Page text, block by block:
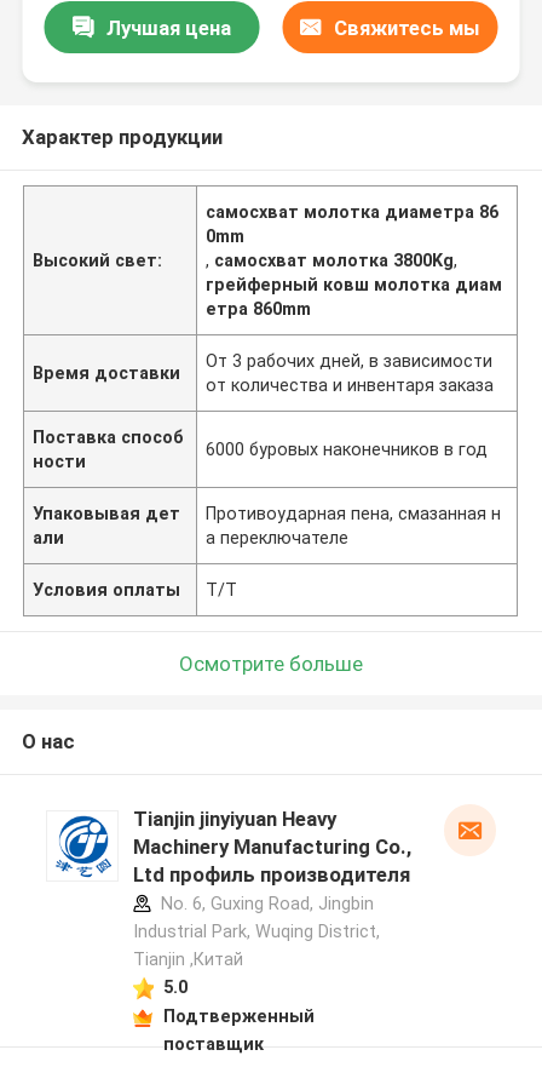
Лучшая цена Свяжитесь мы
Характер продукции
Высокий свет:
самосхват молотка диаметра 86
0mm
, самосхват молотка 3800Kg,
грейферный ковш молотка диам
етра 860mm
Время доставки
От 3 рабочих дней, в зависимости
от количества и инвентаря заказа
Поставка способ
ности
6000 буровых наконечников в год
Упаковывая дет
али
Противоударная пена, смазанная н
а переключателе
Условия оплаты T/T
Осмотрите больше
О нас
Tianjin jinyiyuan Heavy
Machinery Manufacturing Co.,
Ltd профиль производителя
No. 6, Guxing Road, Jingbin
Industrial Park, Wuqing District,
Tianjin ,Китай
5.0
Подтверженный
поставщик